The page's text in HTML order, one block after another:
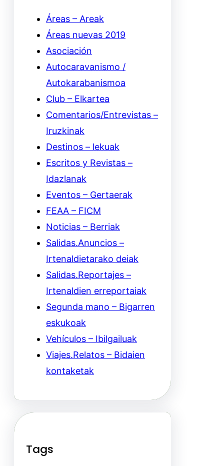
Áreas – Areak
Áreas nuevas 2019
Asociación
Autocaravanismo /
Autokarabanismoa
Club – Elkartea
Comentarios/Entrevistas –
Iruzkinak
Destinos – lekuak
Escritos y Revistas –
Idazlanak
Eventos – Gertaerak
FEAA – FICM
Noticias – Berriak
Salidas.Anuncios –
Irtenaldietarako deiak
Salidas.Reportajes –
Irtenaldien erreportaiak
Segunda mano – Bigarren
eskukoak
Vehículos – Ibilgailuak
Viajes.Relatos – Bidaien
kontaketak
Tags